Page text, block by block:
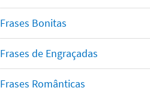
Frases Bonitas
Frases de Engraçadas
Frases Românticas